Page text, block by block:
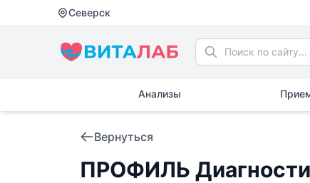
Северск
Анализы
Вернуться
ПРОФИЛЬ